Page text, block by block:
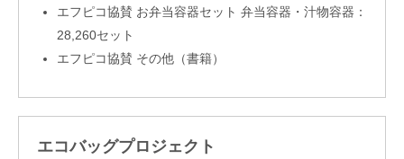
エフピコ協賛 お弁当容器セット 弁当容器・汁物容器：
28,260セット
エフピコ協賛 その他（書籍）
エコバッグプロジェクト